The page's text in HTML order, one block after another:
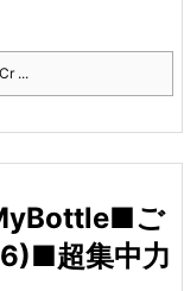
...
ご
超集中力